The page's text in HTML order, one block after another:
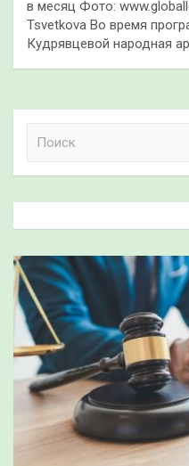
в месяц Фото:
Tsvetkova Во время
Кудрявцевой народная
к